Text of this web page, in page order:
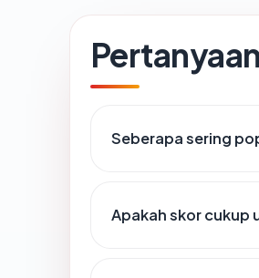
Seberapa sering
Apakah skor cukup